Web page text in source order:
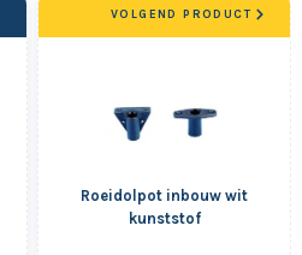
Roeidolpot inbouw wit
kunststof
VOLGEND PRODUCT